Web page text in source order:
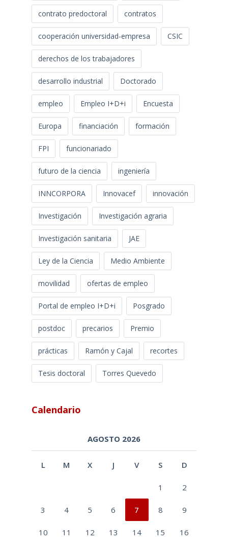
contrato predoctoral contratos
cooperación universidad-empresa CSIC
derechos de los trabajadores
desarrollo industrial Doctorado
empleo Empleo I+D+i Encuesta
Europa financiación formación
FPI funcionariado
futuro de la ciencia ingeniería
INNCORPORA Innovacef innovación
Investigación Investigación agraria
Investigación sanitaria JAE
Ley de la Ciencia Medio Ambiente
movilidad ofertas de empleo
Portal de empleo I+D+i Posgrado
postdoc precarios Premio
prácticas Ramón y Cajal recortes
Tesis doctoral Torres Quevedo
Calendario
AGOSTO 2026
L M X J V S D
1 2
3 4 5 6 7 8 9
10 11 12 13 14 15 16